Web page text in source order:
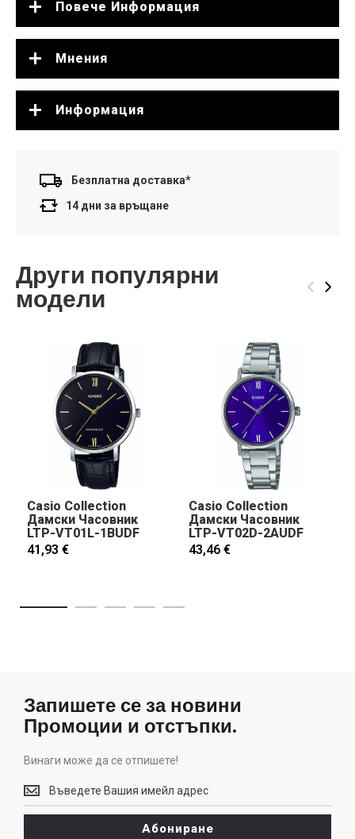
Повече Информация
Мнения
Информация
Безплатна доставка*
14 дни за връщане
Други популярни
модели ‹ ›
Casio Collection
Дамски Часовник
LTP-VT01L-1BUDF
41,93 €
Casio Collection
Дамски Часовник
LTP-VT02D-2AUDF
43,46 €
Запишете се за новини
Промоции и отстъпки.
Винаги може да се отпишете!
Винаги
може
да
Абониране